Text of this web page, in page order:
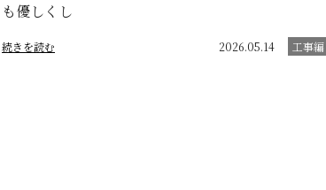
も優しくし
続きを読む 2026.05.14 工事編